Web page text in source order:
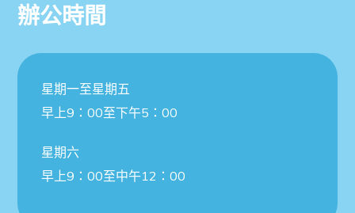
辦公時間
星期一至星期五
早上9：00至下午5：00
星期六
早上9：00至中午12：00